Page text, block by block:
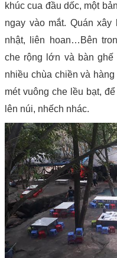
khúc cua đầu dốc, một
ngay vào mắt. Quán
nhật, liên hoan…Bên
che rộng lớn và bàn ghế
nhiều chùa chiền và
mét vuông che lều bạt,
lên núi, nhếch nhác.